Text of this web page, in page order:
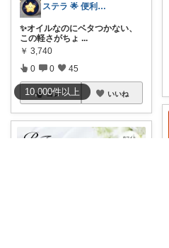
10,000件以上
ステラ 🌟 便利グッズと素敵なアイテム
✨オイルなのにベタつかない、
この軽さがちょ ...
￥ 3,740
0 0 45
コレ いいね